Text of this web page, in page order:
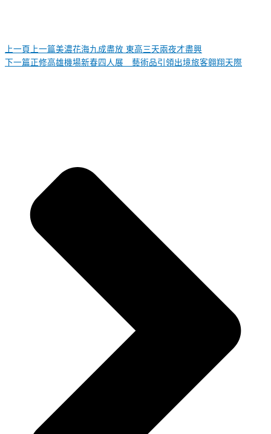
上一頁 上一篇美濃花海九成盡放 東高三天兩夜才盡興
下一篇正修高雄機場新春四人展 藝術品引領出境旅客翱翔天際